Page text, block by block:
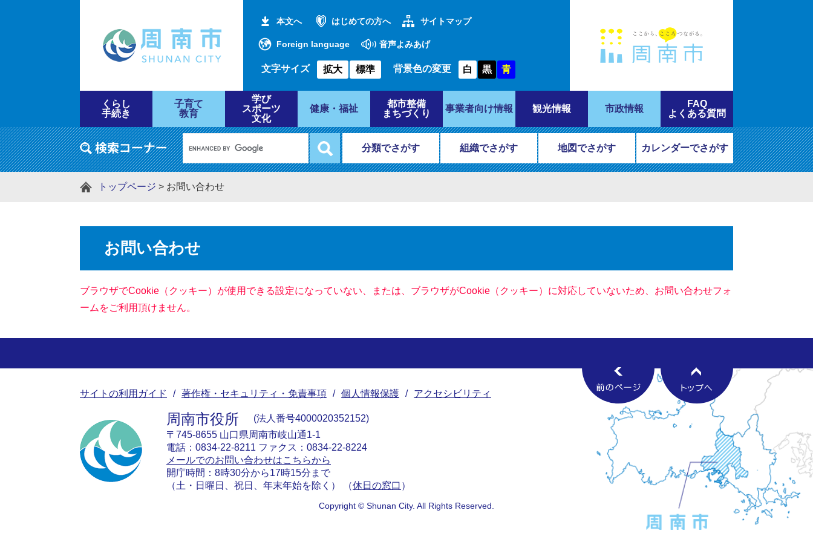
本文へ はじめての方へ サイトマップ
Foreign language 音声よみあげ
文字サイズ 拡大 標準 背景色の変更 白 黒 青
くらし
手続き
子育て
教育
学び
スポーツ
文化
健康・福祉
都市整備
まちづくり
事業者向け情報 観光情報 市政情報
FAQ
よくある質問
分類でさがす 組織でさがす 地図でさがす カレンダーでさがす
トップページ > お問い合わせ
お問い合わせ
ブラウザでCookie（クッキー）が使用できる設定になっていない、または、ブラウザがCookie（クッキー）に対応していないため、お問い合わせフォ
ームをご利用頂けません。
サイトの利用ガイド 著作権・セキュリティ・免責事項 個人情報保護 アクセシビリティ
周南市役所
法人番号4000020352152
〒745-8655 山口県周南市岐山通1-1
電話：0834-22-8211 ファクス：0834-22-8224
メールでのお問い合わせはこちらから
開庁時間：8時30分から17時15分まで
（土・日曜日、祝日、年末年始を除く） （休日の窓口 ）
Copyright © Shunan City. All Rights Reserved.